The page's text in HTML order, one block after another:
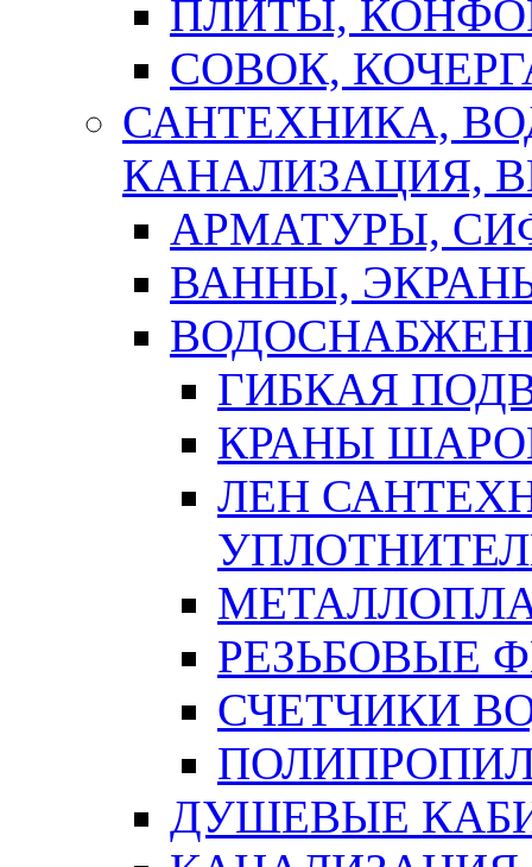
ПЛИТЫ,
СОВОК,
САНТЕХНИКА,
КАНАЛИЗАЦИЯ,
АРМАТУРЫ,
ВАННЫ,
ГИБКАЯ
КРАНЫ
ЛЕН
РЕЗЬБОВЫЕ
СЧЕТЧИКИ
ДУШЕВЫЕ